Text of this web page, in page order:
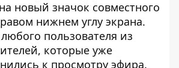
новый значок совместного
нижнем углу экрана.
пользователя из
которые уже
к просмотру эфира.